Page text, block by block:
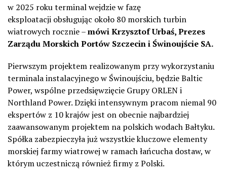
w 2025 roku terminal wejdzie w fazę
eksploatacji obsługując około 80 morskich turbin
wiatrowych rocznie–mówi Krzysztof Urbaś, Prezes
Zarządu Morskich Portów Szczecin i Świnoujście SA.
Pierwszym projektem realizowanym przy wykorzystaniu
terminala instalacyjnego w Świnoujściu, będzie Baltic
Power, wspólne przedsięwzięcie Grupy ORLEN i
Northland Power. Dzięki intensywnym pracom niemal 90
ekspertów z 10 krajów jest on obecnie najbardziej
zaawansowanym projektem na polskich wodach Bałtyku.
Spółka zabezpieczyła już wszystkie kluczowe elementy
morskiej farmy wiatrowej w ramach łańcucha dostaw, w
którym uczestniczą również firmy z Polski.